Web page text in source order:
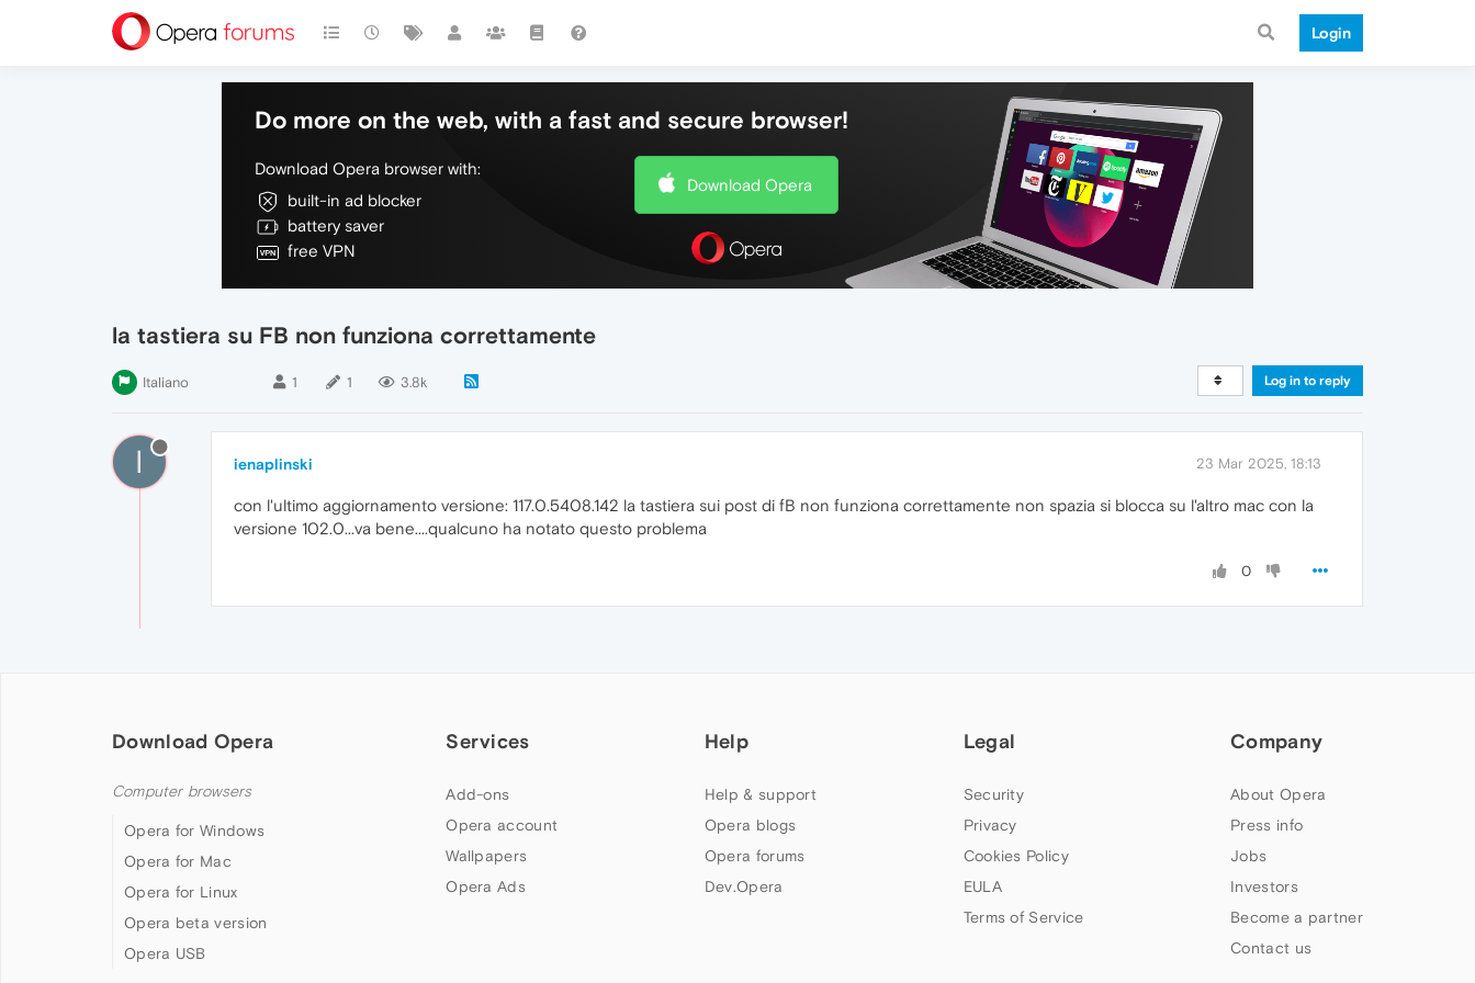
Login
Do more on the web, with a fast and secure browser!
Download Opera browser with:
built-in ad blocker
battery saver
free VPN
Download Opera
la tastiera su FB non funziona correttamente
Italiano 1 1 3.8k Log in to reply
I ienaplinski 23 Mar 2025, 18:13
con l'ultimo aggiornamento versione: 117.0.5408.142 la tastiera sui post di fB non funziona correttamente non spazia si blocca su l'altro mac con la
versione 102.0...va bene....qualcuno ha notato questo problema
0
Download Opera
Computer browsers
Opera for Windows
Opera for Mac
Opera for Linux
Opera beta version
Opera USB
Services
Add-ons
Opera account
Wallpapers
Opera Ads
Help
Help & support
Opera blogs
Opera forums
Dev.Opera
Legal
Security
Privacy
Cookies Policy
EULA
Terms of Service
Company
About Opera
Press info
Jobs
Investors
Become a partner
Contact us